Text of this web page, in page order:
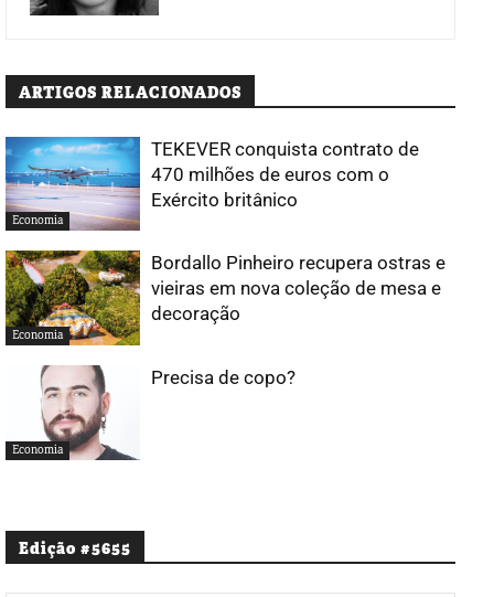
ARTIGOS RELACIONADOS
Economia
TEKEVER conquista contrato de
470 milhões de euros com o
Exército britânico
Economia
Bordallo Pinheiro recupera ostras e
vieiras em nova coleção de mesa e
decoração
Economia
Precisa de copo?
Edição #5655